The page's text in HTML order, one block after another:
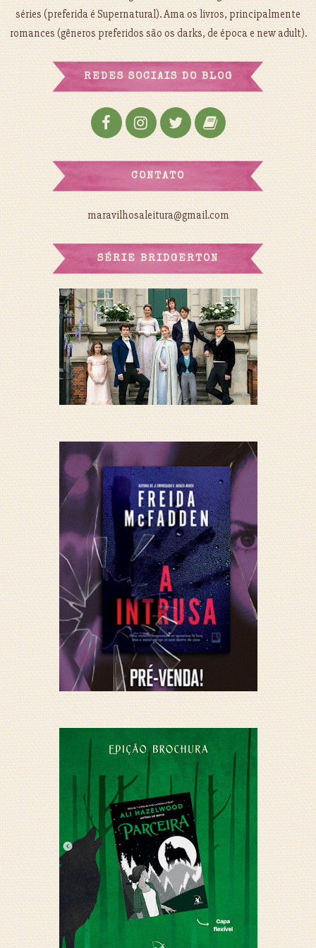
séries (preferida é Supernatural). Ama os livros, principalmente
romances (gêneros preferidos são os darks, de época e new adult).
REDES SOCIAIS DO BLOG
CONTATO
maravilhosaleitura@gmail.com
SÉRIE BRIDGERTON